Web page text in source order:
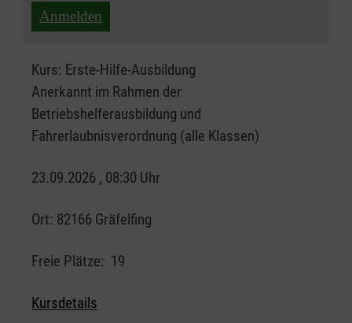
Anmelden
Kurs: Erste-Hilfe-Ausbildung
Anerkannt im Rahmen der
Betriebshelferausbildung und
Fahrerlaubnisverordnung (alle Klassen)
23.09.2026 , 08:30 Uhr
Ort: 82166 Gräfelfing
Freie Plätze: 19
Kursdetails